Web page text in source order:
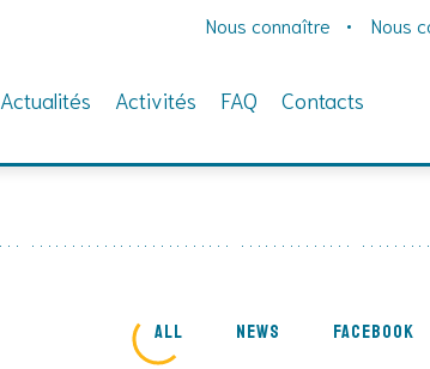
Nous connaître Nous
Actualités Activités FAQ Contacts
All News Facebook